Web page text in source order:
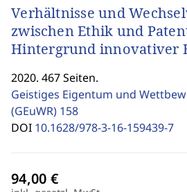
Verhältnisse und
zwischen Ethik und
Hintergrund innovativer
2020. 467 Seiten.
Geistiges Eigentum und
(GEuWR) 158
DOI 10.1628/978-3-16-159439-7